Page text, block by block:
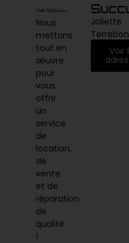
Nous
mettons
tout en
œuvre
pour
vous
offrir
un
service
de
location,
de
vente
et de
réparation
de
qualité
!
Joliette
Voir